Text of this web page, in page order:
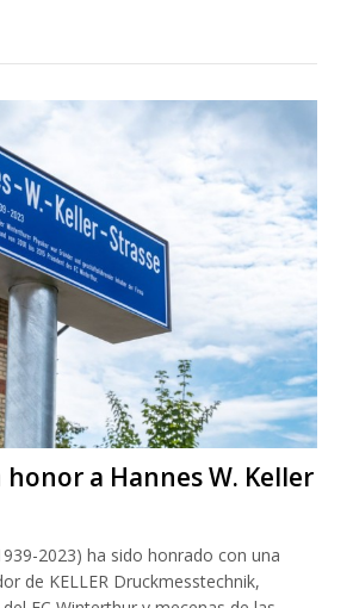
honor a Hannes W. Keller
2023) ha sido honrado con una
de KELLER Druckmesstechnik,